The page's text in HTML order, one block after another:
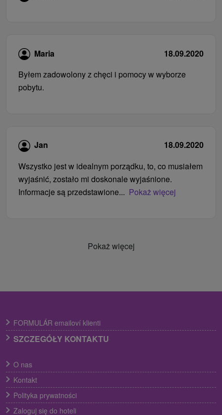
Maria
18.09.2020
Byłem zadowolony z chęci i pomocy w wyborze
pobytu.
Jan
18.09.2020
Wszystko jest w idealnym porządku, to, co musiałem
wyjaśnić, zostało mi doskonale wyjaśnione.
Informacje są przedstawione... Pokaż więcej
Pokaż więcej
FORMULÁR emailoví klienti
SZCZEGÓŁY KONTAKTU
O nas
Kontakt
Polityka prywatności
Zaloguj się do hoteli